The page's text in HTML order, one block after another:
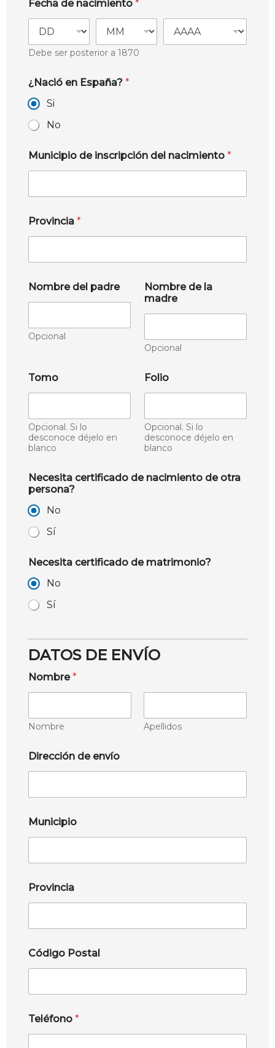
Fecha de nacimiento *
Debe ser posterior a 1870
¿Nació en España? *
Si
No
Municipio de inscripción del nacimiento *
Provincia *
Nombre del padre
Opcional
Nombre de la
madre
Opcional
Tomo
Opcional. Si lo
desconoce déjelo en
blanco
Folio
Opcional. Si lo
desconoce déjelo en
blanco
Necesita certificado de nacimiento de otra
persona?
No
Sí
Necesita certificado de matrimonio?
No
Sí
DATOS DE ENVÍO
Nombre*
Nombre Apellidos
Dirección de envío
Municipio
Provincia
Código Postal
Teléfono *